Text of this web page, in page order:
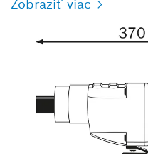
Zobraziť viac